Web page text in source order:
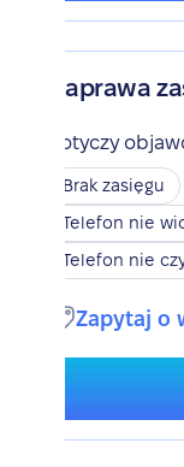
Naprawa
Dotyczy
Brak zasięgu
Telefon nie
Telefon nie
Zapytaj o